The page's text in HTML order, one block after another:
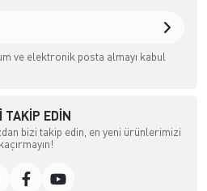
ve elektronik posta almayı kabul
TAKIP EDIN
bizi takip edin, en yeni ürünlerimizi
kaçırmayın!